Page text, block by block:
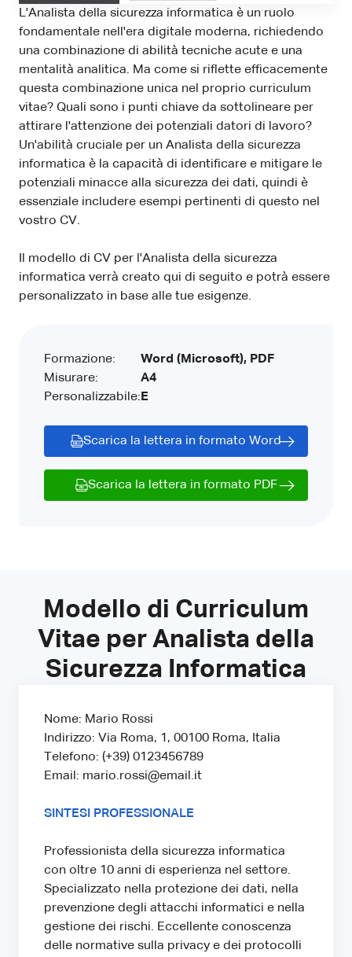
L'Analista della sicurezza informatica è un ruolo
fondamentale nell'era digitale moderna, richiedendo
una combinazione di abilità tecniche acute e una
mentalità analitica. Ma come si riflette efficacemente
questa combinazione unica nel proprio curriculum
vitae? Quali sono i punti chiave da sottolineare per
attirare l'attenzione dei potenziali datori di lavoro?
Un'abilità cruciale per un Analista della sicurezza
informatica è la capacità di identificare e mitigare le
potenziali minacce alla sicurezza dei dati, quindi è
essenziale includere esempi pertinenti di questo nel
vostro CV.
Il modello di CV per l'Analista della sicurezza
informatica verrà creato qui di seguito e potrà essere
personalizzato in base alle tue esigenze.
Formazione:
Misurare:
Personalizzabile:
Word (Microsoft), PDF
A4
E
Scarica la lettera in formato Word
Scarica la lettera in formato PDF
Modello di Curriculum
Vitae per Analista della
Sicurezza Informatica
Nome: Mario Rossi
Indirizzo: Via Roma, 1, 00100 Roma, Italia
Telefono: (+39) 0123456789
Email: mario.rossi@email.it
SINTESI PROFESSIONALE
Professionista della sicurezza informatica
con oltre 10 anni di esperienza nel settore.
Specializzato nella protezione dei dati, nella
prevenzione degli attacchi informatici e nella
gestione dei rischi. Eccellente conoscenza
delle normative sulla privacy e dei protocolli